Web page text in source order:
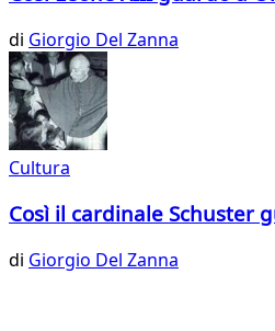
di Giorgio Del Zanna
Cultura
Così il cardinale Schuster
di Giorgio Del Zanna